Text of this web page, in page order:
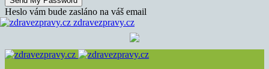
Heslo vám bude zasláno na váš email
zdravezpravy.cz